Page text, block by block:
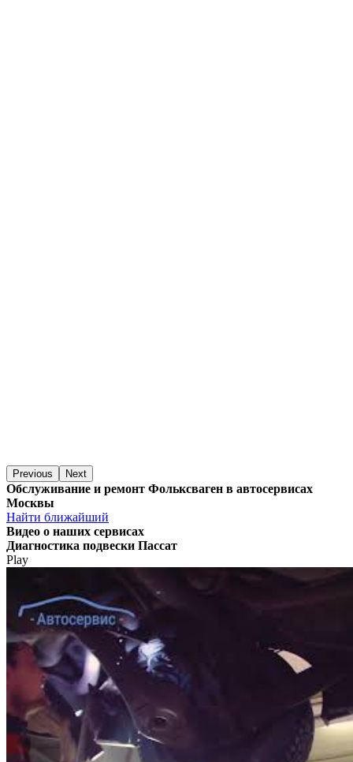
Previous Next
Обслуживание и ремонт Фольксваген в автосервисах
Москвы
Найти ближайший
Видео о наших сервисах
Диагностика подвески Пассат
Play